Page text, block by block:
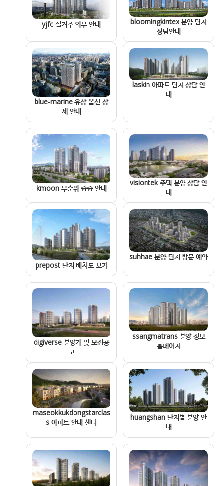
yjfc 실거주 의무 안내
bloomingkintex 분양 단지
상담안내
blue-marine 유상 옵션 상
세 안내
laskin 아파트 단지 상담 안
내
kmoon 무순위 줍줍 안내
visiontek 주택 분양 상담 안
내
prepost 단지 배치도 보기
suhhae 분양 단지 방문 예약
digiverse 분양가 및 모집공
고
ssangmatrans 분양 정보
홈페이지
maseokkukdongstarclas
s 아파트 안내 센터
huangshan 단지별 분양 안
내